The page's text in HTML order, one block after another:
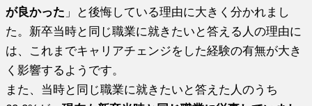
が良かった 」と後悔している理由に大きく分かれまし
た。新卒当時と同じ職業に就きたいと答える人の理由に
は、これまでキャリアチェンジをした経験の有無が大き
く影響するようです。
また、当時と同じ職業に就きたいと答えた人のうち